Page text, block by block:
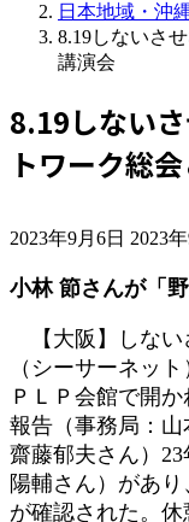
日本地域・沖
8.19しないさ
講演会
8.19しない
トワーク総
2023年9月6日 終
新
時
:
2023
小林 節さんが「
【大阪】しない
（シーサーネッ
ＰＬＰ会館で開
報告（事務局：山
齋藤郁夫さん）
陽輔さん）があ
が確認された。